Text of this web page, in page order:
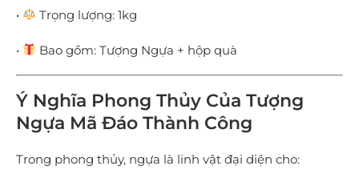
• Trọng lượng: 1kg
• Bao gồm: Tượng Ngựa + hộp quà
Ý Nghĩa Phong Thủy Của Tượng
Ngựa Mã Đáo Thành Công
Trong phong thủy, ngựa là linh vật đại diện cho: